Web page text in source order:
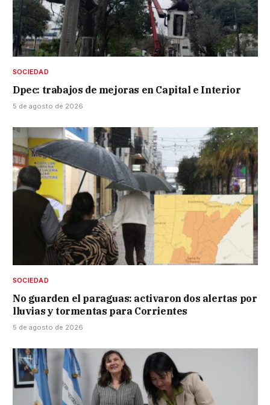
SOCIEDAD
Dpec: trabajos de mejoras en Capital e Interior
5 de agosto de 2026
SOCIEDAD
No guarden el paraguas: activaron dos alertas por
lluvias y tormentas para Corrientes
5 de agosto de 2026